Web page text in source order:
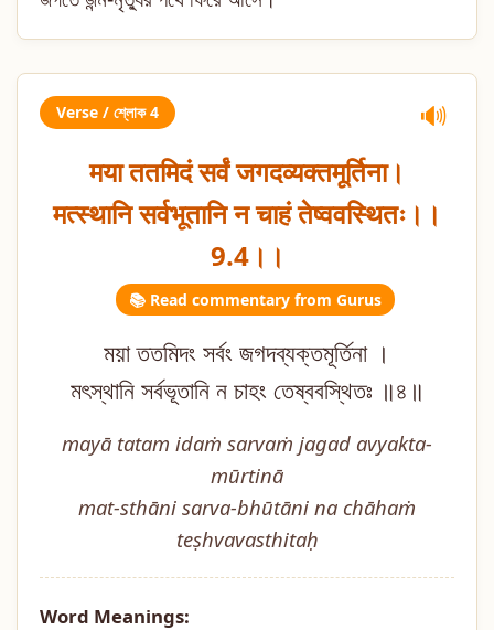
Verse / শ্লোক 4 🔊
मया ततमिदं सर्वं जगदव्यक्तमूर्तिना।
मत्स्थानि सर्वभूतानि न चाहं तेष्ववस्थितः।।
9.4।।
📚 Read commentary from Gurus
ময়া ততমিদং সর্বং জগদব্যক্তমূর্তিনা ।
মৎস্থানি সর্বভূতানি ন চাহং তেষ্ববস্থিতঃ ॥৪॥
mayā tatam idaṁ sarvaṁ jagad avyakta-
mūrtinā
mat-sthāni sarva-bhūtāni na chāhaṁ
teṣhvavasthitaḥ
Word Meanings: